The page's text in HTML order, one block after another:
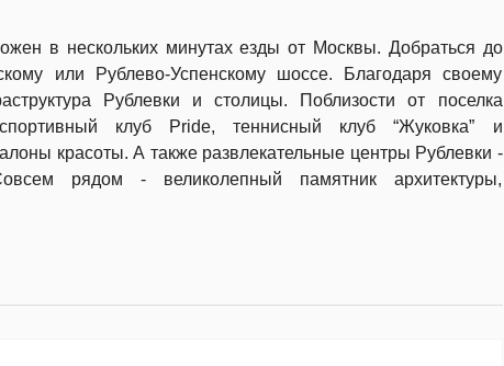
в нескольких минутах езды от Москвы. Добраться до
или Рублево-Успенскому шоссе. Благодаря своему
Рублевки и столицы. Поблизости от поселка
клуб Pride, теннисный клуб “Жуковка” и
красоты. А также развлекательные центры Рублевки -
рядом - великолепный памятник архитектуры,